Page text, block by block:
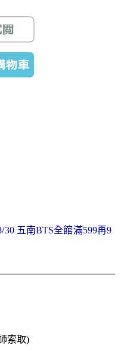
30 五南BTS全館滿599再9
索取)